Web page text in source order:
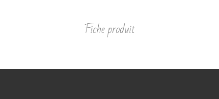
Fiche produit